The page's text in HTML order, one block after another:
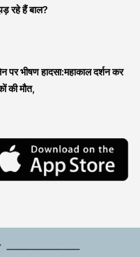
रहे हैं बाल?
भीषण हादसा:महाकाल दर्शन कर
की मौत,